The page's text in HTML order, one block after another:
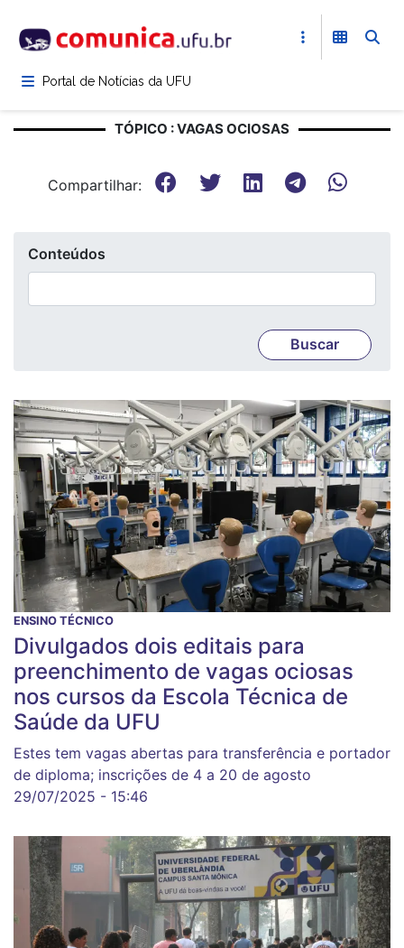
para
conteúdoPortal de Notícias da UFU
TÓPICO : VAGAS OCIOSAS
Compartilhar:
Conteúdos
ENSINO TÉCNICO
Divulgados dois editais para
preenchimento de vagas ociosas
nos cursos da Escola Técnica de
Saúde da UFU
Estes tem vagas abertas para transferência e portador
de diploma; inscrições de 4 a 20 de agosto
29/07/2025 - 15:46